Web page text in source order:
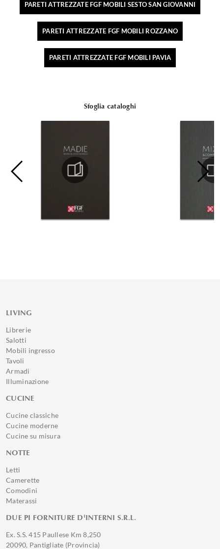
PARETI ATTREZZATE FGF MOBILI SESTO SAN GIOVANNI
PARETI ATTREZZATE FGF MOBILI ROZZANO
PARETI ATTREZZATE FGF MOBILI PAVIA
Sfoglia cataloghi
LIVING
Librerie
Salotti
Mobili ingresso
Tavoli
Armadi
Illuminazione
CUCINE
Cucine classiche
Cucine moderne
Cucine su misura
NOTTE
Letti
Camerette
Comodini
Materassi
DUE PI FORNITURE D'INTERNI S.R.L.
Ex. S.S. 415 Paullese Km 8,250
20090, Pantigliate (Provincia)